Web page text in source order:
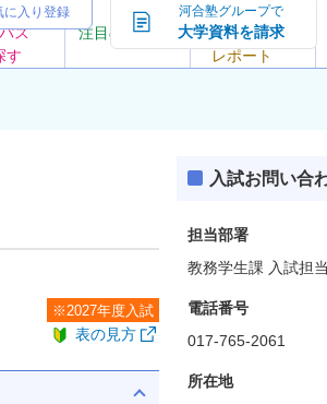
ン
ス
す
注目の大学
大学の今
トピック＆
レポート
に入り登録 河合塾グループで
大学資料を請求
※2027年度入試
表の見方
入試お問い合
担当部署
教務学生課 入試担当
電話番号
017-765-2061
所在地